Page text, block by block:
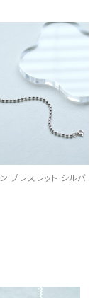
ブレスレット シルバ